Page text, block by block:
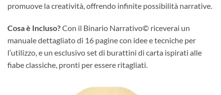
promuove la creatività, offrendo infinite possibilità narrative.
Cosa è Incluso?Con il Binario Narrativo© riceverai un
manuale dettagliato di 16 pagine con idee e tecniche per
l’utilizzo, e un esclusivo set di burattini di carta ispirati alle
fiabe classiche, pronti per essere ritagliati.